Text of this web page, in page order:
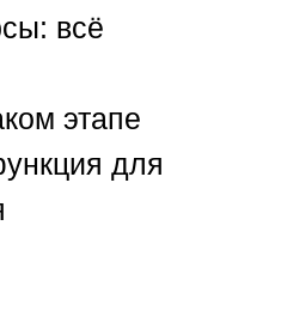
всё
этапе
для